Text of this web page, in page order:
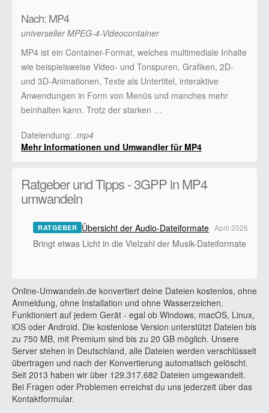
Nach: MP4
universeller MPEG-4-Videocontainer
MP4 ist ein Container-Format, welches multimediale Inhalte
wie beispielsweise Video- und Tonspuren, Grafiken, 2D-
und 3D-Animationen, Texte als Untertitel, interaktive
Anwendungen in Form von Menüs und manches mehr
beinhalten kann. Trotz der starken …
Dateiendung: .mp4
Mehr Informationen und Umwandler für MP4
Ratgeber und Tipps - 3GPP in MP4
umwandeln
RATGEBER Übersicht der Audio-Dateiformate April 2026
Bringt etwas Licht in die Vielzahl der Musik-Dateiformate
Online-Umwandeln.de konvertiert deine Dateien kostenlos, ohne
Anmeldung, ohne Installation und ohne Wasserzeichen.
Funktioniert auf jedem Gerät - egal ob Windows, macOS, Linux,
iOS oder Android. Die kostenlose Version unterstützt Dateien bis
zu 750 MB, mit Premium sind bis zu 20 GB möglich. Unsere
Server stehen in Deutschland, alle Dateien werden verschlüsselt
übertragen und nach der Konvertierung automatisch gelöscht.
Seit 2013 haben wir über 129.317.682 Dateien umgewandelt.
Bei Fragen oder Problemen erreichst du uns jederzeit über das
Kontaktformular.